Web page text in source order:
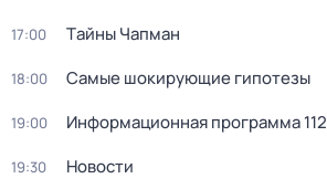
17:00 Тaйны Чапман
18:00 Самые шoкиpующие гипотезы
19:00 Информационная программа 112
19:30 Новости